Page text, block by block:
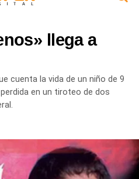
llega a
cuenta la vida de un niño de 9
en un tiroteo de dos